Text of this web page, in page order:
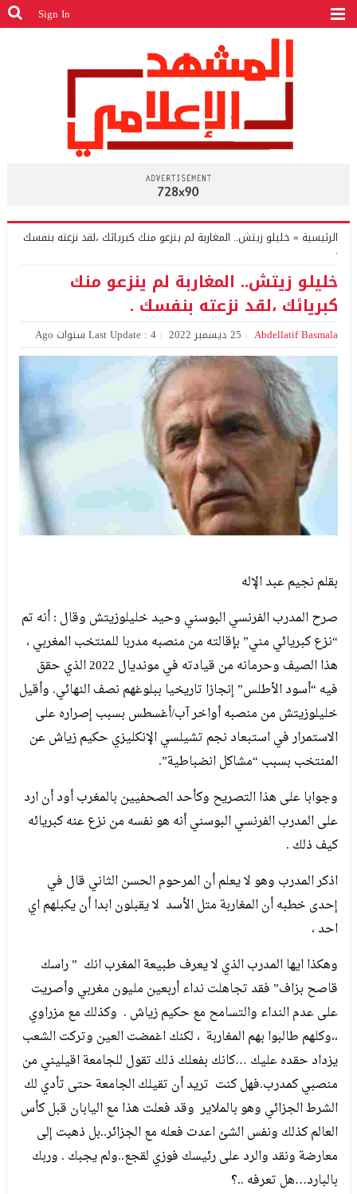
Sign In
الرئيسية » خليلو زيتش.. المغاربة لم ينزعو منك كبريائك ،لقد نزعته بنفسك
.
خليلو زيتش.. المغاربة لم ينزعو منك
كبريائك ،لقد نزعته بنفسك .
Abdellatif Basmala 25 ديسمبر 2022 Last Update : 4 سنوات Ago
بقلم نجيم عبد الإله
صرح المدرب الفرنسي البوسني وحيد خليلوزيتش وقال : أنه تم
“نزع كبريائي مني” بإقالته من منصبه مدربا للمنتخب المغربي ،
هذا الصيف وحرمانه من قيادته في مونديال 2022 الذي حقق
فيه “أسود الأطلس” إنجازا تاريخيا ببلوغهم نصف النهائي. وأقيل
خليلوزيتش من منصبه أواخر آب/أغسطس بسبب إصراره على
الاستمرار في استبعاد نجم تشيلسي الإنكليزي حكيم زياش عن
المنتخب بسبب “مشاكل انضباطية”.
وجوابا على هذا التصريح وكأحد الصحفيين بالمغرب أود أن ارد
على المدرب الفرنسي البوسني أنه هو نفسه من نزع عنه كبريائه
كيف ذلك .
اذكر المدرب وهو لا يعلم أن المرحوم الحسن الثاني قال في
إحدى خطبه أن المغاربة متل الأسد لا يقبلون ابدا أن يكبلهم اي
احد ،
وهكذا ايها المدرب الذي لا يعرف طبيعة المغرب انك ” راسك
قاصح بزاف” فقد تجاهلت نداء أربعين مليون مغربي وأصريت
على عدم النداء والتسامح مع حكيم زياش . وكذلك مع مزراوي
،،وكلهم طالبوا بهم المغاربة ، لكنك اغمضت العين وتركت الشعب
يزداد حقده عليك …كانك بفعلك ذلك تقول للجامعة اقيليني من
منصبي كمدرب.فهل كنت تريد أن تقيلك الجامعة حتى تأدي لك
الشرط الجزائي وهو بالملاير وقد فعلت هذا مع اليابان قبل كأس
العالم كذلك ونفس الشئ اعدت فعله مع الجزائر..بل ذهبت إلى
معارضة ونقد والرد على رئيسك فوزي لقجع..ولم يجبك . وربك
بالبارد…هل تعرفه ..؟